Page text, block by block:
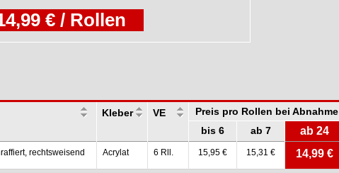
€ / Rollen
Kleber VE Preis pro Rollen bei Abnahme
bis 6
ab 7 ab 24
rechtsweisend Acrylat 6 Rll. 15,95 € 15,31 € 14,99 €